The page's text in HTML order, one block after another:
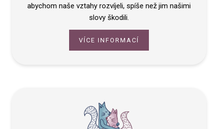
abychom naše vztahy rozvíjeli, spíše než jim našimi
slovy škodili.
VÍCE INFORMACÍ